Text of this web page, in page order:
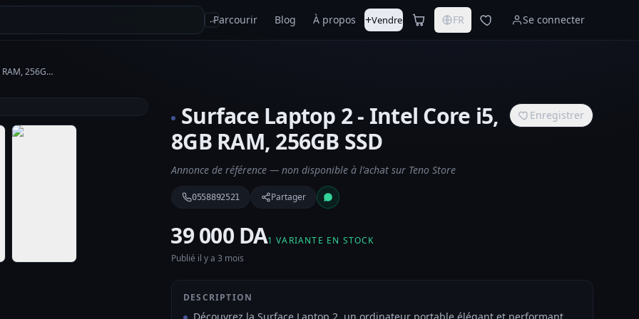
↵Parcourir Blog À propos +Vendre FR Se connecter
Surface Laptop 2 - Intel Core i5, 8GB RAM, 256GB SSD
Surface Laptop 2 - Intel Core i5,
8GB RAM, 256GB SSD
Enregistrer
Annonce de référence — non disponible à l’achat sur Teno Store
0558892521 Partager
⁦39 000 DA⁩1 VARIANTE EN STOCK
Publié il y a 3 mois
DESCRIPTION